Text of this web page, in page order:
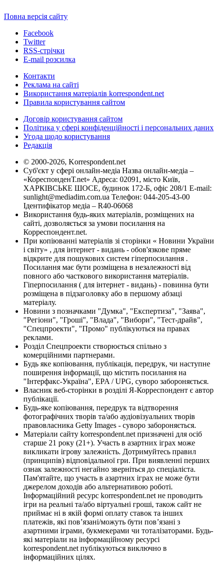
Повна версія сайту
Facebook
Twitter
RSS-стрічки
E-mail розсилка
Контакти
Реклама на сайті
Використання матеріалів korrespondent.net
Правила користування сайтом
Договір користування сайтом
Політика у сфері конфіденційності і персональних даних
Угода щодо користування
Редакція
© 2000-2026, Korrespondent.net
Суб'єкт у сфері онлайн-медіа Назва онлайн-медіа –
«КореспонденТ.net» Адреса: 02091, місто Київ,
ХАРКІВСЬКЕ ШОСЕ, будинок 172-Б, офіс 208/1 E-mail:
sunlight@mediadim.com.ua Телефон: 044-205-43-00
Ідентифікатор медіа – R40-06068
Використання будь-яких матеріалів, розміщених на
сайті, дозволяється за умови посилання на
Корреспондент.net.
При копіюванні матеріалів зі сторінки « Новини України
і світу» , для інтернет - видань - обов'язкове пряме
відкрите для пошукових систем гіперпосилання .
Посилання має бути розміщена в незалежності від
повного або часткового використання матеріалів.
Гіперпосилання ( для інтернет - видань) - повинна бути
розміщена в підзаголовку або в першому абзаці
матеріалу.
Новини з позначками "Думка", "Експертиза", "Заява",
"Регіони", "Гроші", "Влада", "Вибори", "Тест-драйв",
"Спецпроекти", "Промо" публікуються на правах
реклами.
Розділ Спецпроекти створюється спільно з
комерційними партнерами.
Будь яке копіювання, публікація, передрук, чи наступне
поширення інформації, що містить посилання на
"Інтерфакс-Україна", EPA / UPG, суворо забороняється.
Власник веб-сторінки в розділі Я-Корреспондент є автор
публікації.
Будь-яке копіювання, передрук та відтворення
фотографічних творів та/або аудіовізуальних творів
правовласника Getty Images - суворо забороняється.
Матеріали сайту korrespondent.net призначені для осіб
старше 21 року (21+). Участь в азартних іграх може
викликати ігрову залежність. Дотримуйтесь правил
(принципів) відповідальної гри. При виявленні перших
ознак залежності негайно зверніться до спеціаліста.
Пам'ятайте, що участь в азартних іграх не може бути
джерелом доходів або альтернативою роботі.
Інформаційний ресурс korrespondent.net не проводить
ігри на реальні та/або віртуальні гроші, також сайт не
приймає ні в якій формі оплату ставок та інших
платежів, які пов’язані/можуть бути пов’язані з
азартними іграми, букмекерами чи тоталізаторами. Будь-
які матеріали на інформаційному ресурсі
korrespondent.net публікуються виключно в
інформаційних цілях.